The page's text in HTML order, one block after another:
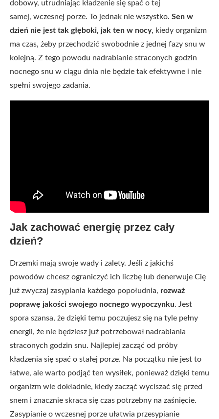
dobowy, utrudniając kładzenie się spać o tej
samej, wczesnej porze. To jednak nie wszystko. Sen w
dzień nie jest tak głęboki, jak ten w nocy, kiedy organizm
ma czas, żeby przechodzić swobodnie z jednej fazy snu w
kolejną. Z tego powodu nadrabianie straconych godzin
nocnego snu w ciągu dnia nie będzie tak efektywne i nie
spełni swojego zadania.
Jak zachować energię przez cały
dzień?
Drzemki mają swoje wady i zalety. Jeśli z jakichś
powodów chcesz ograniczyć ich liczbę lub denerwuje Cię
już zwyczaj zasypiania każdego popołudnia, rozważ
poprawę jakości swojego nocnego wypoczynku. Jest
spora szansa, że dzięki temu poczujesz się na tyle pełny
energii, że nie będziesz już potrzebował nadrabiania
straconych godzin snu. Najlepiej zacząć od próby
kładzenia się spać o stałej porze. Na początku nie jest to
łatwe, ale warto podjąć ten wysiłek, ponieważ dzięki temu
organizm wie dokładnie, kiedy zacząć wyciszać się przed
snem i znacznie skraca się czas potrzebny na zaśnięcie.
Zasypianie o wczesnej porze ułatwia przesypianie